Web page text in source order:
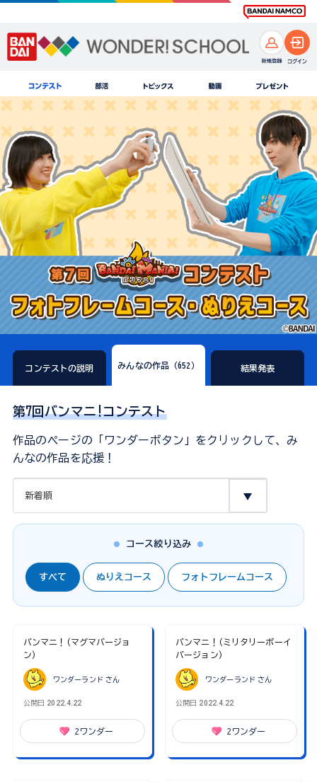
コンテストの説明 みんなの作品（652） 結果発表
第7回バンマニ!コンテスト
作品のページの「ワンダーボタン」をクリックして、み
んなの作品を応援！
コース絞り込み
すべて ぬりえコース フォトフレームコース
バンマニ！(マグマバージョ
ン)
ワンダーランド さん
公開日 2022.4.22
2 ワンダー
バンマニ！(ミリタリーボーイ
バージョン)
ワンダーランド さん
公開日 2022.4.22
2 ワンダー